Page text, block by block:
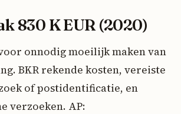
830 K EUR (2020)
onnodig moeilijk maken van
BKR rekende kosten, vereiste
of postidentificatie, en
verzoeken. AP: